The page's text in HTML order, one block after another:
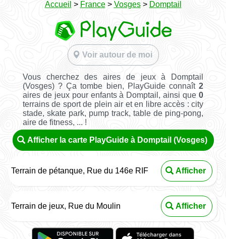
Accueil > France> Vosges> Domptail
Voir autour de moi
Vous cherchez des aires de jeux à Domptail
(Vosges) ? Ça tombe bien, PlayGuide connaît2
aires de jeux pour enfants à Domptail, ainsi que0
terrains de sport de plein air et en libre accès : city
stade, skate park, pump track, table de ping-pong,
aire de fitness, ... !
Afficher la carte PlayGuide à Domptail (Vosges)
Terrain de pétanque, Rue du 146e RIF Afficher
Terrain de jeux, Rue du Moulin Afficher